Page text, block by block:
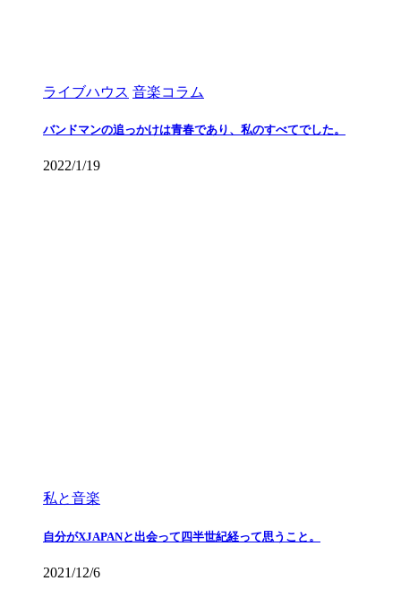
ライブハウス 音楽コラム
バンドマンの追っかけは青春であり、私のすべてでした。
2022/1/19
私と音楽
自分がXJAPANと出会って四半世紀経って思うこと。
2021/12/6